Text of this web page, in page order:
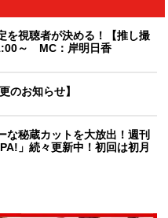
を視聴者が決める！【推し撮
～ MC：岸明日香
のお知らせ】
な秘蔵カットを大放出！週刊
」続々更新中！初回は初月